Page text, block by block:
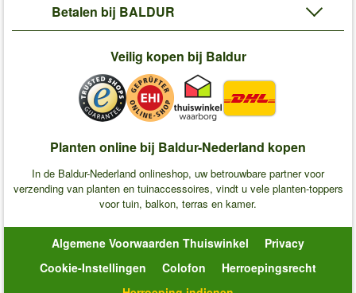
Betalen bij BALDUR
Veilig kopen bij Baldur
Planten online bij Baldur-Nederland kopen
In de Baldur-Nederland onlineshop, uw betrouwbare partner voor
verzending van planten en tuinaccessoires, vindt u vele planten-toppers
voor tuin, balkon, terras en kamer.
Algemene Voorwaarden Thuiswinkel
Privacy
Cookie-Instellingen
Colofon
Herroepingsrecht